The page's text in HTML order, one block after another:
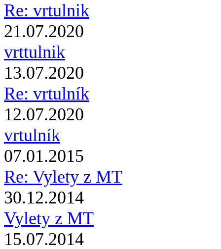
Re: vrtulnik
21.07.2020
vrttulnik
13.07.2020
Re: vrtulník
12.07.2020
vrtulník
07.01.2015
Re: Vylety z MT
30.12.2014
Vylety z MT
15.07.2014